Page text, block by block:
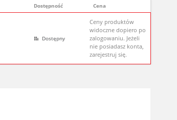
Dostępność Cena
Dostępny
Ceny produktów
widoczne dopiero po
zalogowaniu. Jeżeli
nie posiadasz konta,
zarejestruj się.